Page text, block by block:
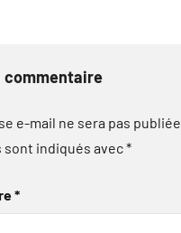
commentaire
e-mail ne sera pas publiée.
indiqués avec*
*